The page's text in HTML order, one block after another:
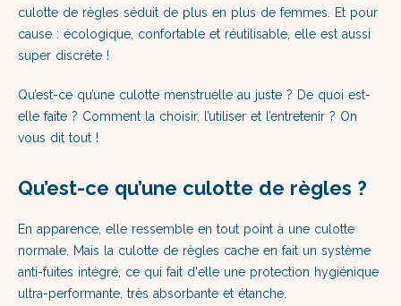
culotte de règles séduit de plus en plus de femmes. Et pour
cause : écologique, confortable et réutilisable, elle est aussi
super discrète !
Qu’est-ce qu’une culotte menstruelle au juste ? De quoi est-
elle faite ? Comment la choisir, l’utiliser et l’entretenir ? On
vous dit tout !
Qu’est-ce qu’une culotte de règles ?
En apparence, elle ressemble en tout point à une culotte
normale. Mais la culotte de règles cache en fait un système
anti-fuites intégré, ce qui fait d'elle une protection hygiénique
ultra-performante, très absorbante et étanche.